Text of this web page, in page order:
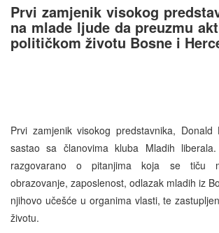
Prvi zamjenik visokog
na mlade ljude da preuzmu
političkom životu Bosne i
Prvi zamjenik visokog predstavnika,
sastao sa članovima kluba Mladih
razgovarano o pitanjima koja se tiču
obrazovanje, zaposlenost, odlazak mladih iz
njihovo učešće u organima vlasti, te
životu.